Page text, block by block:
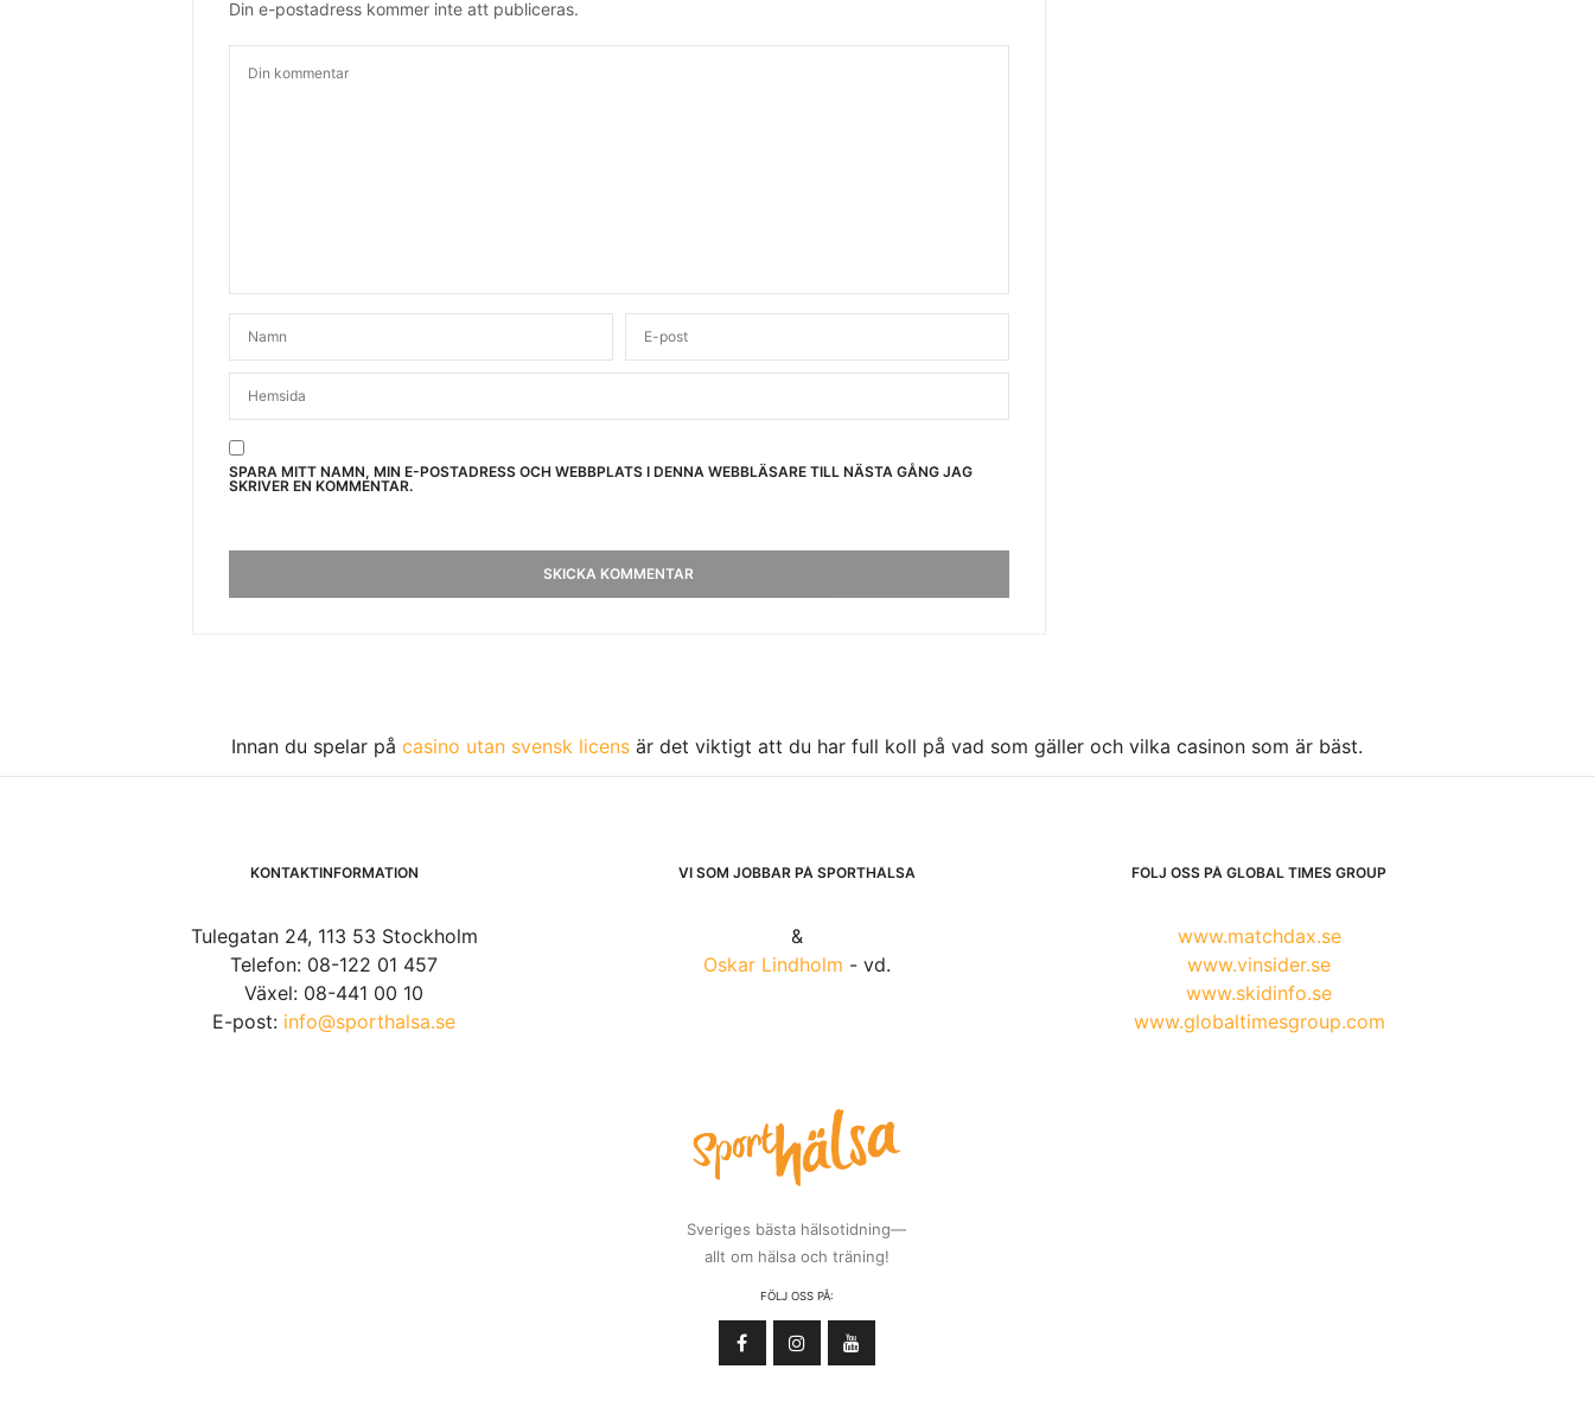
Din e-postadress kommer inte att publiceras.
SPARA MITT NAMN, MIN E-POSTADRESS OCH WEBBPLATS I DENNA WEBBLÄSARE TILL NÄSTA GÅNG JAG
SKRIVER EN KOMMENTAR.
Innan du spelar på casino utan svensk licens är det viktigt att du har full koll på vad som gäller och vilka casinon som är bäst.
KONTAKTINFORMATION
Tulegatan 24, 113 53 Stockholm
Telefon: 08-122 01 457
Växel: 08-441 00 10
E-post: info@sporthalsa.se
VI SOM JOBBAR PÅ SPORTHÄLSA
&
Oskar Lindholm - vd.
Sveriges bästa hälsotidning—
allt om hälsa och träning!
FÖLJ OSS PÅ:
FÖLJ OSS PÅ GLOBAL TIMES GROUP
www.matchdax.se
www.vinsider.se
www.skidinfo.se
www.globaltimesgroup.com